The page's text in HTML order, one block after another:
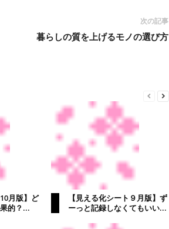
次の記事
暮らしの質を上げるモノの選び方
月版】ど
的？...
【見える化シート９月版】ず
ーっと記録しなくてもいい...